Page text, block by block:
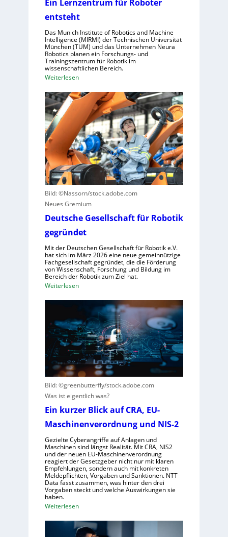
n
s
c
h
n
e
l
l
e
s
z
u
n
u
n
i
n
u
s
t
r
i
e
l
l
S
t
e
u
e
r
u
n
g
s
y
s
t
e
n
s
V
i
s
i
e
r
n
e
m
e
n
Ein Lernzentrum für Roboter
entsteht
Das Munich Institute of Robotics and Machine
Intelligence (MIRMI) der Technischen Universität
München (TUM) und das Unternehmen Neura
Robotics planen ein Forschungs- und
Trainingszentrum für Robotik im
wissenschaftlichen Bereich.
Weiterlesen:
i
e
r
n
z
e
n
t
r
u
f
ü
r
R
o
o
e
r
e
n
t
s
t
e
h
Bild: ©Nassorn/stock.adobe.com
Neues Gremium
Deutsche Gesellschaft für Robotik
gegründet
Mit der Deutschen Gesellschaft für Robotik e.V.
hat sich im März 2026 eine neue gemeinnützige
Fachgesellschaft gegründet, die die Förderung
von Wissenschaft, Forschung und Bildung im
Bereich der Robotik zum Ziel hat.
Weiterlesen:
t
s
c
h
e
G
e
l
s
c
h
a
f
f
ü
r
Bild: ©greenbutterfly/stock.adobe.com
Was ist eigentlich was?
Ein kurzer Blick auf CRA, EU-
Maschinenverordnung und NIS-2
Gezielte Cyberangriffe auf Anlagen und
Maschinen sind längst Realität. Mit CRA, NIS2
und der neuen EU-Maschinenverordnung
reagiert der Gesetzgeber nicht nur mit klaren
Empfehlungen, sondern auch mit konkreten
Meldepflichten, Vorgaben und Sanktionen. NTT
Data fasst zusammen, was hinter den drei
Vorgaben steckt und welche Auswirkungen sie
haben.
Weiterlesen:
i